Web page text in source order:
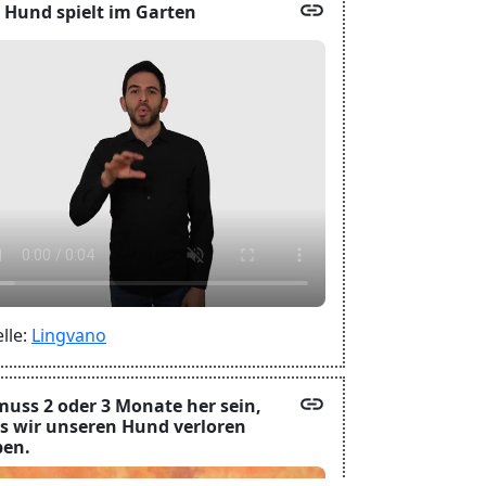
Hund spielt im Garten link
Lingvano
2 oder 3 Monate her sein,
wir unseren Hund verloren
link